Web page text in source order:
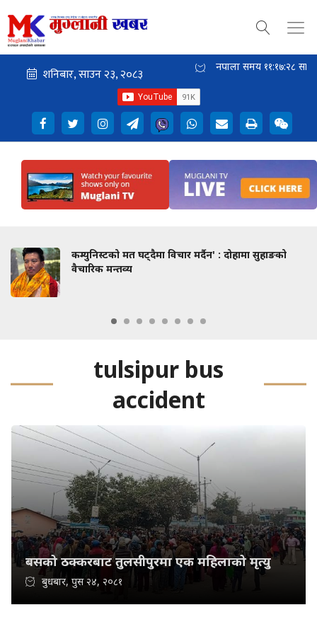
नेपाली समय ११:१७:२८ साँझ
कम्युनिस्टको मत घट्दैमा विचार मर्दैन' : दोहामा सुहाङको
वैचारिक मन्तव्य
tulsipur bus
accident
बसको ठक्करबाट तुलसीपुरमा एक महिलाको मृत्यु
बुधबार, पुस २४, २०८१